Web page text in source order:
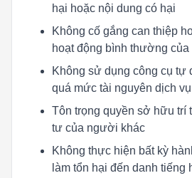
hại hoặc nội dung có hại
Không cố gắng can thiệp
hoạt động bình thường của
Không sử dụng công cụ tự
quá mức tài nguyên dịch vụ
Tôn trọng quyền sở hữu trí
tư của người khác
Không thực hiện bất kỳ
làm tổn hại đến danh tiếng